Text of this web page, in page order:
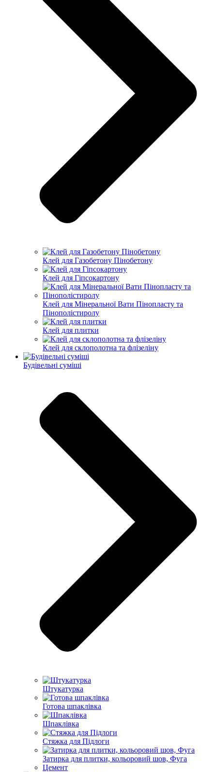
Клей для Газобетону Пінобетону
Клей для Гіпсокартону
Клей для Мінеральної Вати Пінопласту та
Пінополістиролу
Клей для плитки
Клей для склополотна та флізеліну
Будівельні суміші
Штукатурка
Готова шпаклівка
Шпаклівка
Стяжка для Підлоги
Затирка для плитки, кольоровий шов, Фуга
Цемент